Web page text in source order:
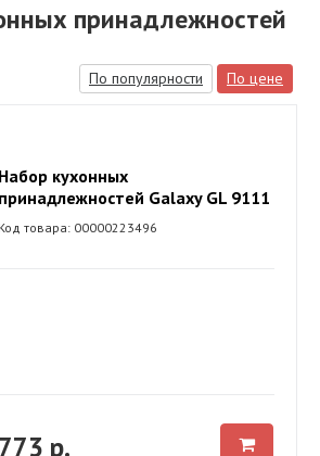
принадлежностей
По популярности По цене
Набор кухонных
принадлежностей Galaxy GL 9111
Код товара: 00000223496
773 р.